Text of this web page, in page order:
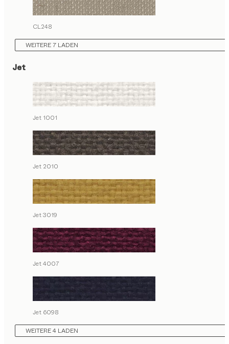
CL248
WEITERE 7 LADEN
Jet
Jet 1001
Jet 2010
Jet 3019
Jet 4007
Jet 6098
WEITERE 4 LADEN